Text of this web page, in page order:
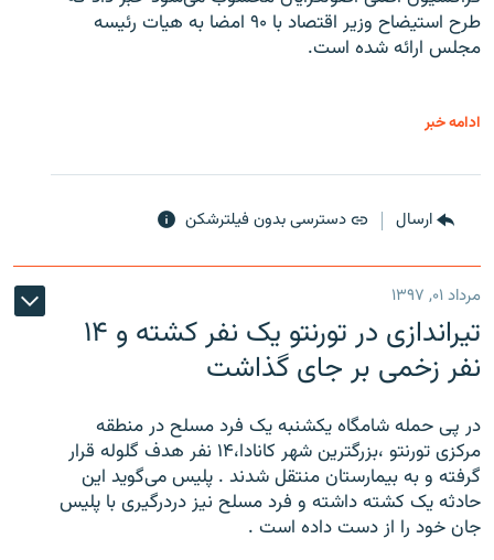
طرح استیضاح وزیر اقتصاد با ۹۰ امضا به هیات رئیسه
مجلس ارائه شده است.
ادامه خبر
ارسال دسترسی بدون فیلترشکن
مرداد ۰۱, ۱۳۹۷
تیراندازی در تورنتو یک نفر کشته و ۱۴
نفر زخمی بر جای گذاشت
در پی حمله شامگاه یکشنبه یک فرد مسلح در منطقه
مرکزی تورنتو ،‌بزرگترین شهر کانادا،۱۴ نفر هدف گلوله قرار
گرفته و به بیمارستان منتقل شدند . پلیس می‌گوید این
حادثه یک کشته داشته و فرد مسلح نیز دردرگیری با پلیس
جان خود را از دست داده است .